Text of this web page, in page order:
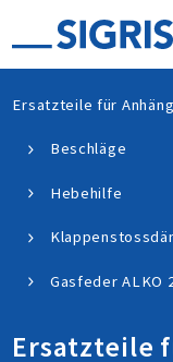
Ersatzteile für
Beschläge
Hebehilfe
Gasfeder ALKO
Ersatzteile